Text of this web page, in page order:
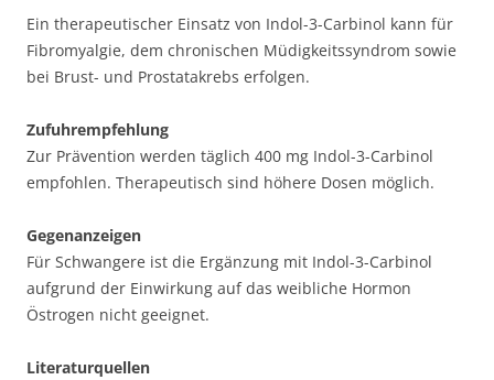
Ein therapeutischer Einsatz von Indol-3-Carbinol kann für
Fibromyalgie, dem chronischen Müdigkeitssyndrom sowie
bei Brust- und Prostatakrebs erfolgen.
Zufuhrempfehlung
Zur Prävention werden täglich 400 mg Indol-3-Carbinol
empfohlen. Therapeutisch sind höhere Dosen möglich.
Gegenanzeigen
Für Schwangere ist die Ergänzung mit Indol-3-Carbinol
aufgrund der Einwirkung auf das weibliche Hormon
Östrogen nicht geeignet.
Literaturquellen